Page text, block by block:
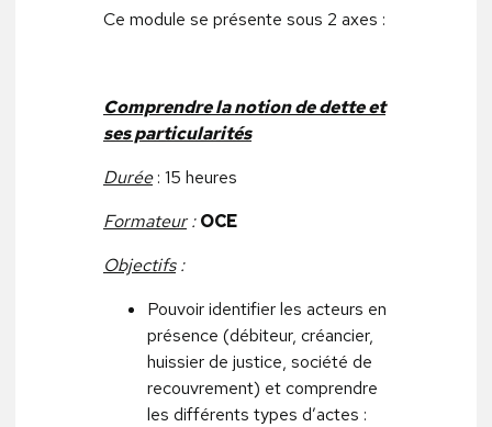
Ce module se présente sous 2 axes :
Comprendre la notion de dette et
ses particularités
Durée: 15 heures
Formateur: OCE
Objectifs:
Pouvoir identifier les acteurs en
présence (débiteur, créancier,
huissier de justice, société de
recouvrement) et comprendre
les différents types d’actes :